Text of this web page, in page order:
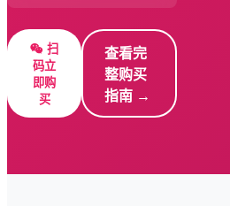
扫
码立
即购
买
查看完
整购买
指南 →